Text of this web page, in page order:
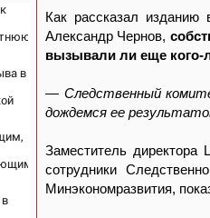
в
в
Как рассказал
Александр Чернов,
вызывали ли еще кого-
— Следственный
дождемся ее
Заместитель директора
сотрудники
Минэкономразвития,